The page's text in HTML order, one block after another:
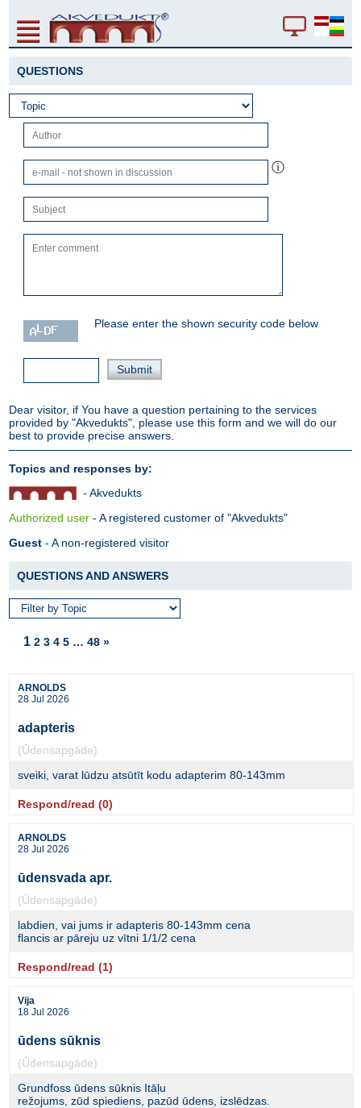
QUESTIONS
ⓘ
Please enter the shown security code below
Dear visitor, if You have a question pertaining to the services
provided by "Akvedukts", please use this form and we will do our
best to provide precise answers.
Topics and responses by:
- Akvedukts
Authorized user - A registered customer of "Akvedukts"
Guest - A non-registered visitor
QUESTIONS AND ANSWERS
12345 …48»
ARNOLDS
28 Jul 2026
adapteris
(Ūdensapgāde)
sveiki, varat lūdzu atsūtīt kodu adapterim 80-143mm
Respond/read (0)
ARNOLDS
28 Jul 2026
ūdensvada apr.
(Ūdensapgāde)
labdien, vai jums ir adapteris 80-143mm cena
flancis ar pāreju uz vītni 1/1/2 cena
Respond/read (1)
Vija
18 Jul 2026
ūdens sūknis
(Ūdensapgāde)
Grundfoss ūdens sūknis Itāļu
režojums, zūd spiediens, pazūd ūdens, izslēdzas.